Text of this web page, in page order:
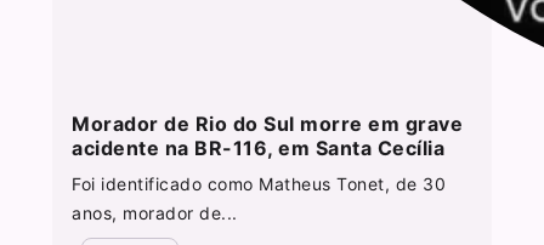
Morador de Rio do Sul morre em grave
acidente na BR-116, em Santa Cecília
Foi identificado como Matheus Tonet, de 30
anos, morador de...